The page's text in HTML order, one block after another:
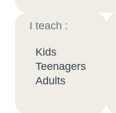
I teach :
Kids
Teenagers
Adults